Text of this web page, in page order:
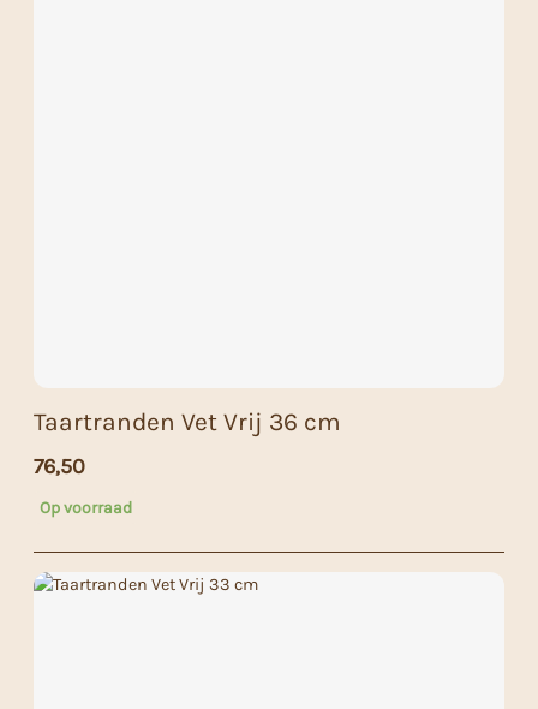
Taartranden Vet Vrij 36 cm
76,50
Op voorraad